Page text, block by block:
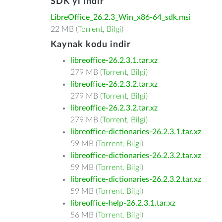
LibreOffice_26.2.3_Win_x86-64_sdk.msi
22 MB (Torrent, Bilgi)
Kaynak kodu indir
libreoffice-26.2.3.1.tar.xz
279 MB (Torrent, Bilgi)
libreoffice-26.2.3.2.tar.xz
279 MB (Torrent, Bilgi)
libreoffice-26.2.3.2.tar.xz
279 MB (Torrent, Bilgi)
libreoffice-dictionaries-26.2.3.1.tar.xz
59 MB (Torrent, Bilgi)
libreoffice-dictionaries-26.2.3.2.tar.xz
59 MB (Torrent, Bilgi)
libreoffice-dictionaries-26.2.3.2.tar.xz
59 MB (Torrent, Bilgi)
libreoffice-help-26.2.3.1.tar.xz
56 MB (Torrent, Bilgi)